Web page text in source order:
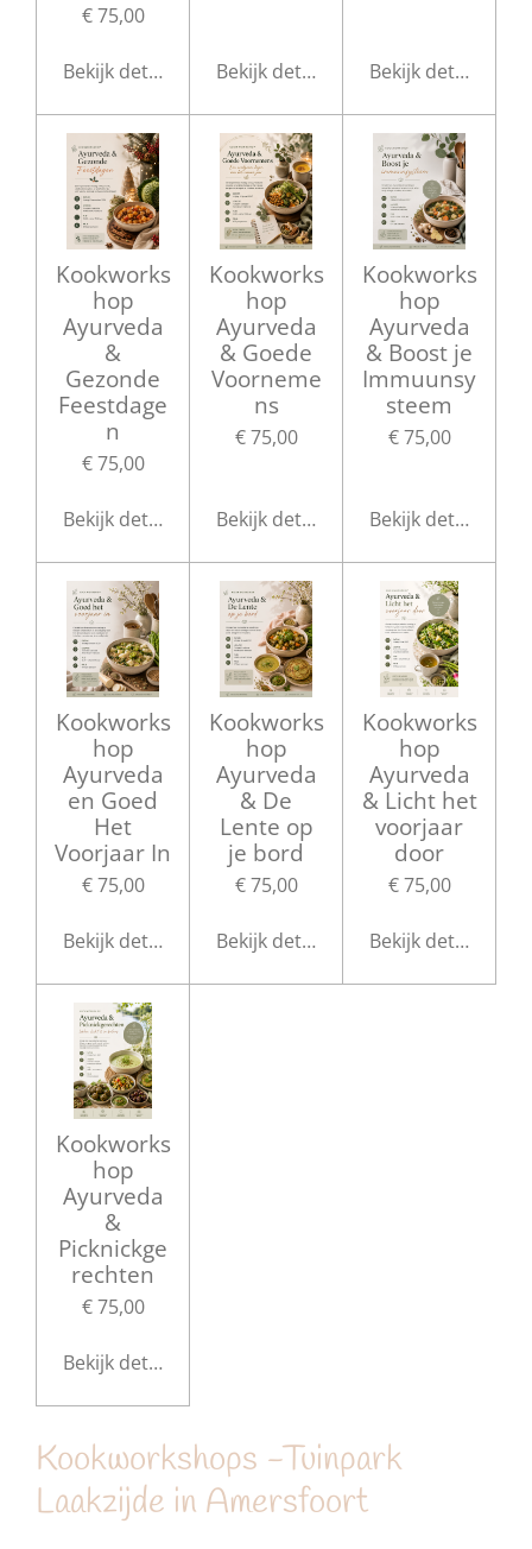
€ 75,00
Bekijk details Bekijk details Bekijk details
Kookworks
hop
Ayurveda
&
Gezonde
Feestdage
n
€ 75,00
Bekijk details
Kookworks
hop
Ayurveda
& Goede
Voorneme
ns
€ 75,00
Bekijk details
Kookworks
hop
Ayurveda
& Boost je
Immuunsy
steem
€ 75,00
Bekijk details
Kookworks
hop
Ayurveda
en Goed
Het
Voorjaar In
€ 75,00
Bekijk details
Kookworks
hop
Ayurveda
& De
Lente op
je bord
€ 75,00
Bekijk details
Kookworks
hop
Ayurveda
& Licht het
voorjaar
door
€ 75,00
Bekijk details
Kookworks
hop
Ayurveda
&
Picknickge
rechten
€ 75,00
Bekijk details
Kookworkshops -Tuinpark
Laakzijde in Amersfoort